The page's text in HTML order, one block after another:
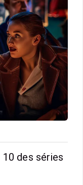
10 des séries